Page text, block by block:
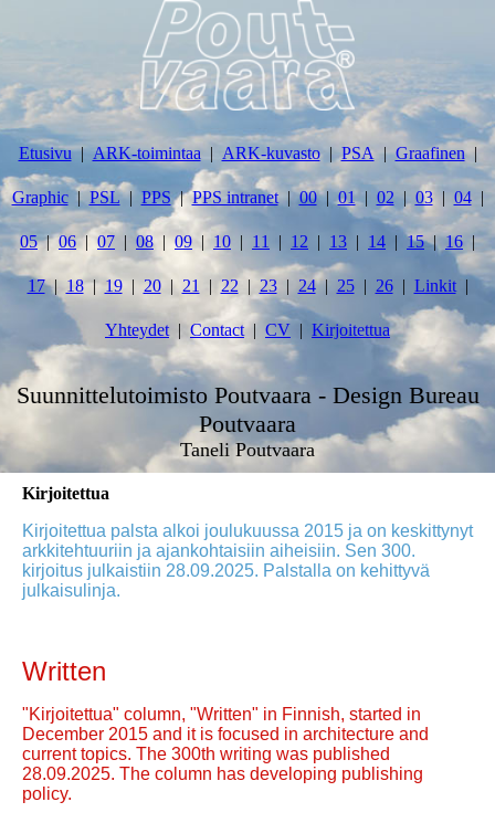
Etusivu ARK-toimintaa ARK-kuvasto PSA Graafinen
Graphic PSL PPS PPS intranet 00 01 02 03 04
05 06 07 08 09 10 11 12 13 14 15 16
17 18 19 20 21 22 23 24 25 26 Linkit
Yhteydet Contact CV Kirjoitettua
Suunnittelutoimisto Poutvaara - Design Bureau
Poutvaara
Taneli Poutvaara
Kirjoitettua
Kirjoitettua palsta alkoi joulukuussa 2015 ja on keskittynyt
arkkitehtuuriin ja ajankohtaisiin aiheisiin. Sen 300.
kirjoitus julkaistiin 28.09.2025. Palstalla on kehittyvä
julkaisulinja.
Written
"Kirjoitettua" column, "Written" in Finnish, started in
December 2015 and it is focused in architecture and
current topics. The 300th writing was published
28.09.2025. The column has developing publishing
policy.